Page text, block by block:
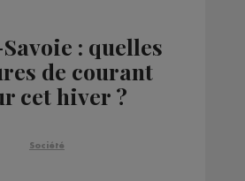
: quelles
de courant
cet hiver ?
Société